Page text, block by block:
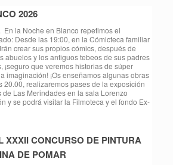
2026
En la Noche en Blanco repetimos el
Desde las 19:00, en la Cómicteca familiar
crear sus propios cómics, después de
abuelos y los antiguos tebeos de sus padres
¡seguro que veremos historias de súper
imaginación! ¡Os enseñamos algunas obras
20.00, realizaremos pases de la exposición
Las Merindades en la sala Lorenzo
y se podrá visitar la Filmoteca y el fondo Ex-
XXXII CONCURSO DE PINTURA
DE POMAR